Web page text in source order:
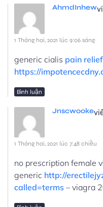
AhmdInhew
1 Tháng hai, 2021 lúc 9:06 sáng
generic cialis pain relief
https://
Bình luận
Jnscwooke
1 Tháng hai, 2021 lúc 7:48 chiều
no prescription female
generic http://
called=terms – viagra